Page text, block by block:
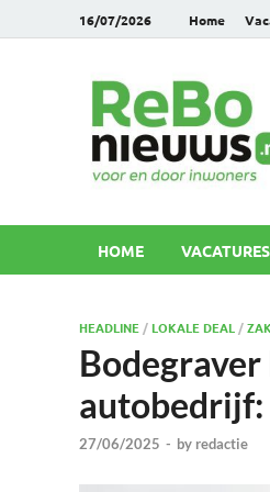
16/07/2026 Home
HOME VACATURES
HEADLINE / LOKALE DEAL /
autobedrijf:
27/06/2025 - by redactie